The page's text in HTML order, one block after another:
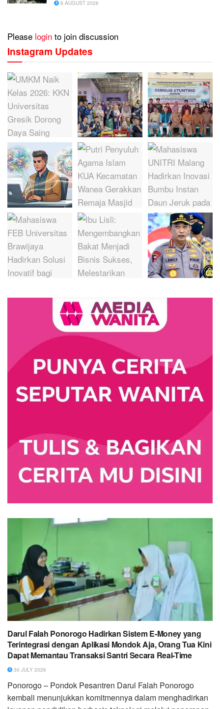
6 AUGUST 2026
Please login to join discussion
Instagram Updates
Darul Falah Ponorogo Hadirkan Sistem E-Money yang
Terintegrasi dengan Aplikasi Mondok Aja, Orang Tua Kini
Dapat Memantau Transaksi Santri Secara Real-Time
30 JULY 2026
Ponorogo – Pondok Pesantren Darul Falah Ponorogo
kembali menunjukkan komitmennya dalam menghadirkan